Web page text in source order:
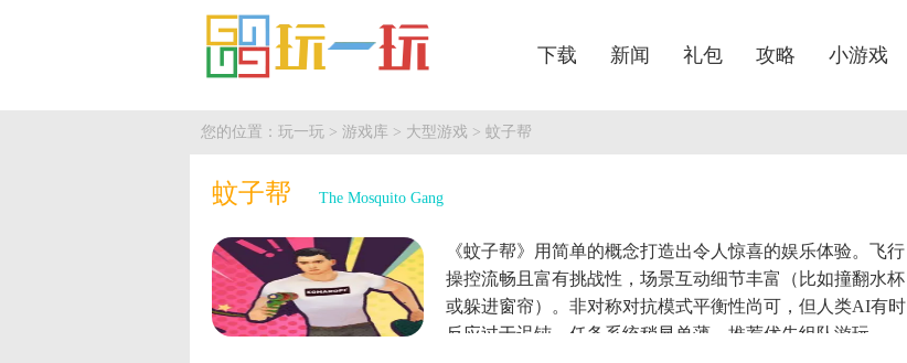
下载 新闻 礼包 攻略 小游戏
您的位置： 玩一玩 > 游戏库 > 大型游戏 > 蚊子帮
蚊子帮 The Mosquito Gang
《蚊子帮》用简单的概念打造出令人惊喜的娱乐体验。飞行
操控流畅且富有挑战性，场景互动细节丰富（比如撞翻水杯
或躲进窗帘）。非对称对抗模式平衡性尚可，但人类AI有时
反应过于迟钝。任务系统稍显单薄，推荐优先组队游玩。美